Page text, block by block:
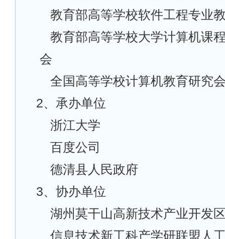
教育部高等学校软件工程专业
教育部高等学校大学计算机课
会
全国高等学校计算机教育研究
2、承办单位
浙江大学
百度公司
德清县人民政府
3、协办单位
湖州莫干山高新技术产业开发
信息技术新工科产学研联盟人